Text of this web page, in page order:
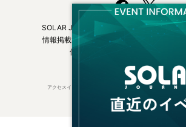
SOLAR JOURNALについて
フリーマガ
情報掲載について
広告掲載について
個人情報保護方針
アクセスインターナショナルは持続可能な開発目標（SDGs）を
© 2026 Access International